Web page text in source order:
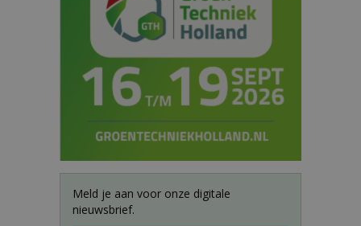
Meld je aan voor onze digitale
nieuwsbrief.